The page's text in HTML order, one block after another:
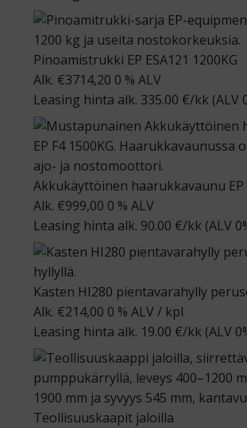
Pinoamistrukki EP ESA121 1200KG
Alk. €3714,20 0 % ALV
Leasing hinta alk. 335.00 €/kk (ALV
Akkukäyttöinen haarukkavaunu EP
Alk. €999,00 0 % ALV
Leasing hinta alk. 90.00 €/kk (ALV
Kasten HI280 pientavarahylly
Alk. €214,00 0 % ALV/ kpl
Leasing hinta alk. 19.00 €/kk (ALV
Teollisuuskaapit jaloilla